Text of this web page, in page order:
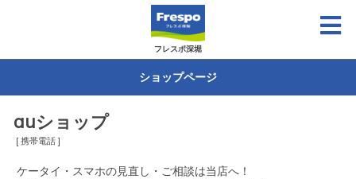
フレスポ深堀
ショップページ
auショップ
[ 携帯電話 ]
ケータイ・スマホの見直し・ご相談は当店へ！